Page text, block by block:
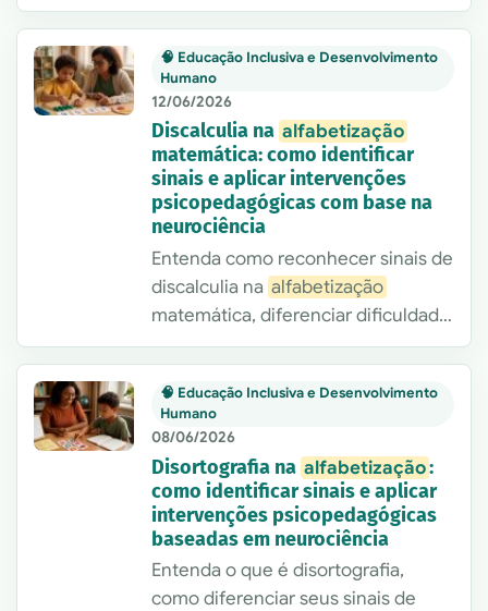
risco e aplicar intervenções
psicopedagógicas práticas, com
base na neurociência e foco em
alfabetização
🧠 Educação Inclusiva e Desenvolvimento
Humano
12/06/2026
Discalculia na alfabetização
matemática: como identificar
sinais e aplicar intervenções
psicopedagógicas com base na
neurociência
Entenda como reconhecer sinais de
discalculia na alfabetização
matemática, diferenciar dificuldade
pedagógica de transtorno e aplicar
intervenções psicopedagógicas
objetivas, multissensoriais e
baseadas na neurociência.
🧠 Educação Inclusiva e Desenvolvimento
Humano
08/06/2026
Disortografia na alfabetização:
como identificar sinais e aplicar
intervenções psicopedagógicas
baseadas em neurociência
Entenda o que é disortografia,
como diferenciar seus sinais de